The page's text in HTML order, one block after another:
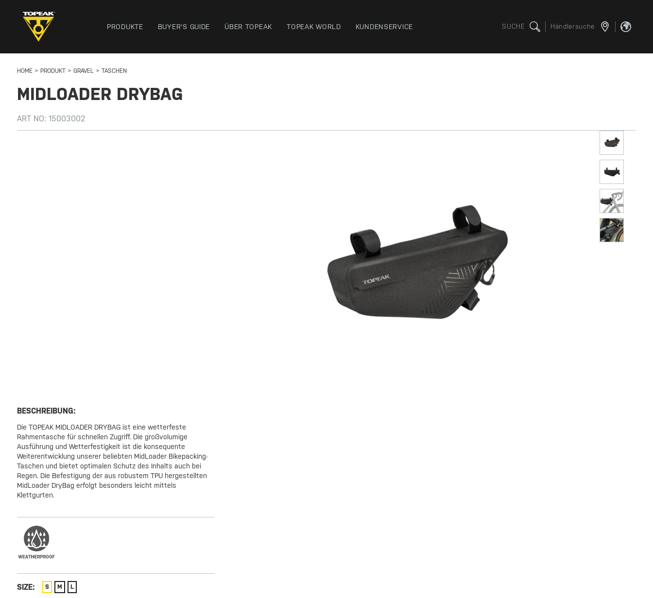
PRODUKTE BUYER'S GUIDE ÜBER TOPEAK TOPEAK WORLD KUNDENSERVICE SUCHE Händlersuche
HOME PRODUKT GRAVEL TASCHEN
MIDLOADER DRYBAG
ART NO: 15003002
BESCHREIBUNG:
Die TOPEAK MIDLOADER DRYBAG ist eine wetterfeste
Rahmentasche für schnellen Zugriff. Die großvolumige
Ausführung und Wetterfestigkeit ist die konsequente
Weiterentwicklung unserer beliebten MidLoader Bikepacking-
Taschen und bietet optimalen Schutz des Inhalts auch bei
Regen. Die Befestigung der aus robustem TPU hergestellten
MidLoader DryBag erfolgt besonders leicht mittels
Klettgurten.
SIZE: S M L